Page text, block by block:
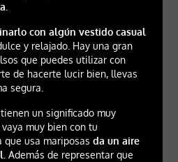
con algún vestido casual
y relajado. Hay una gran
que puedes utilizar con
de hacerte lucir bien, llevas
segura.
un significado muy
muy bien con tu
que usa mariposas da un aire
Además de representar que